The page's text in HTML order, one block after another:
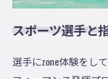
スポーツ選手と
選手にzone体験をし